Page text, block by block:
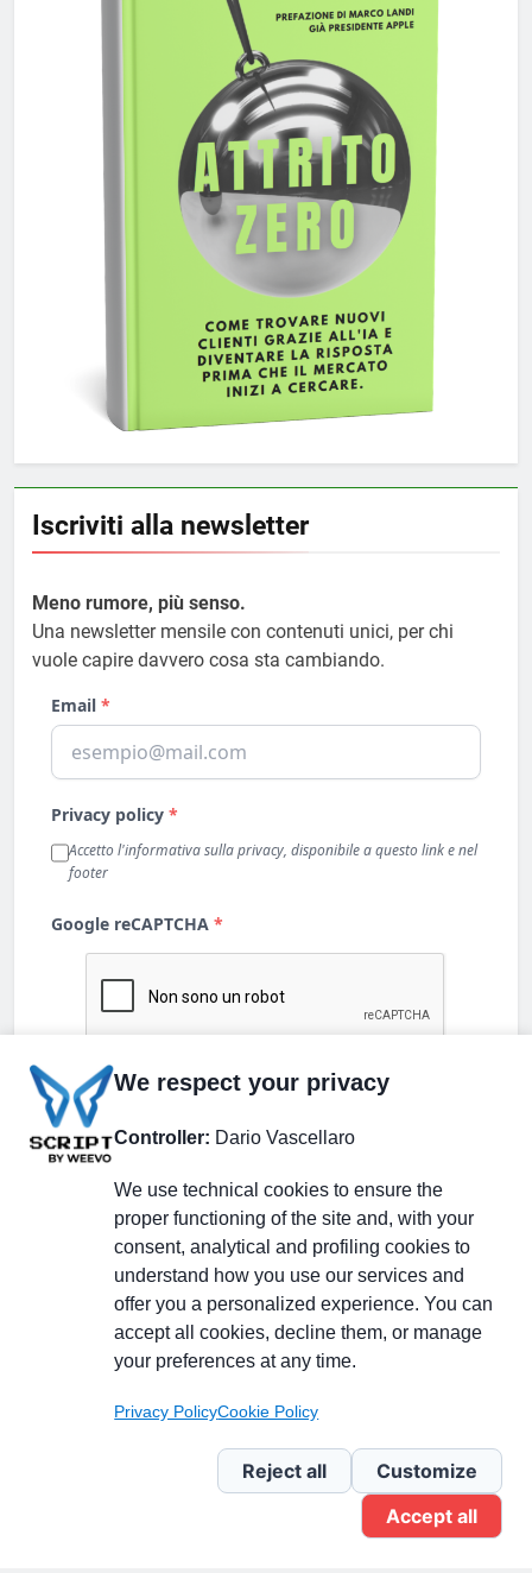
Iscriviti alla newsletter
Meno rumore, più senso.
Una newsletter mensile con contenuti unici, per chi
vuole capire davvero cosa sta cambiando.
Partecipa alla discussione
Pagina Linkedin
Newsletter Linkedin
We respect your privacy
Controller: Dario Vascellaro
We use technical cookies to ensure the
proper functioning of the site and, with your
consent, analytical and profiling cookies to
understand how you use our services and
offer you a personalized experience. You can
accept all cookies, decline them, or manage
your preferences at any time.
Privacy PolicyCookie Policy
Reject all
Customize
Accept all